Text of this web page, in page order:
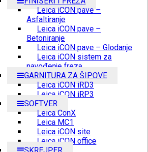
Leica iCON pave –
Asfaltiranje
Leica iCON pave –
Betoniranje
Leica iCON pave – Glodanje
Leica iCON sistem za
navođenje freza
GARNITURA ZA ŠIPOVE
Leica iCON iRD3
Leica iCON iRP3
SOFTVER
Leica ConX
Leica MC1
Leica iCON site
Leica iCON office